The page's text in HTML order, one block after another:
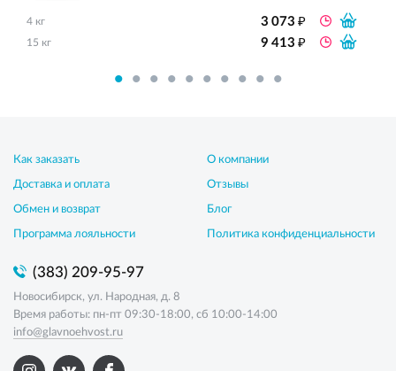
4 кг 3 073₽
15 кг 9 413₽
Как заказать
Доставка и оплата
Обмен и возврат
Программа лояльности
О компании
Отзывы
Блог
Политика конфиденциальности
(383) 209-95-97
Новосибирск, ул. Народная, д. 8
Время работы: пн-пт 09:30-18:00, сб 10:00-14:00
info@glavnoehvost.ru